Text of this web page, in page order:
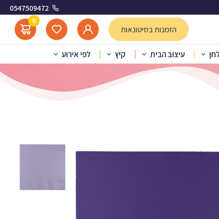
0547509472
הזמנות בסיטונאות
0
עיצוב הבית קיץ לפי אירוע סגול